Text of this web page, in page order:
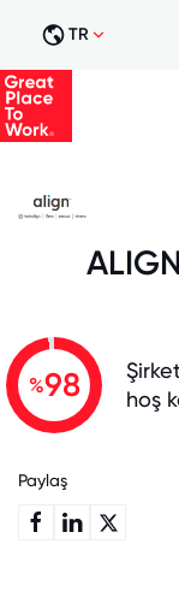
TR
%98
hoş
Paylaş